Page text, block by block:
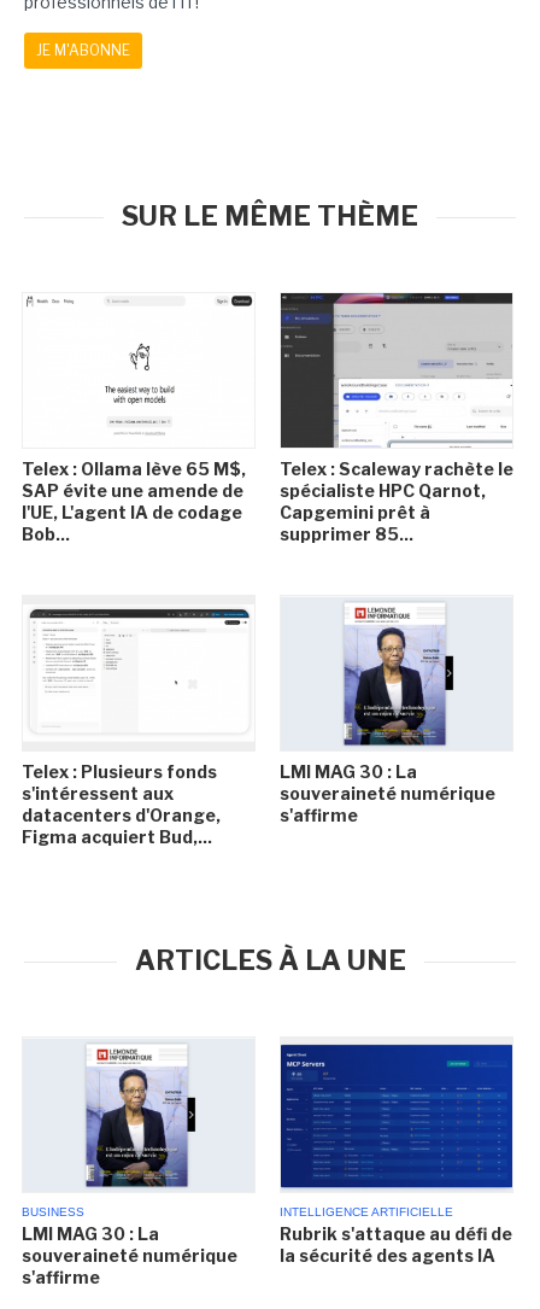
JE M'ABONNE
SUR LE MÊME THÈME
Telex : Ollama lève 65 M$,
SAP évite une amende de
l'UE, L'agent IA de codage
Bob...
Telex : Scaleway rachète le
spécialiste HPC Qarnot,
Capgemini prêt à
supprimer 85...
Telex : Plusieurs fonds
s'intéressent aux
datacenters d'Orange,
Figma acquiert Bud,...
LMI MAG 30 : La
souveraineté numérique
s'affirme
ARTICLES À LA UNE
BUSINESS
LMI MAG 30 : La
souveraineté numérique
s'affirme
INTELLIGENCE ARTIFICIELLE
Rubrik s'attaque au défi de
la sécurité des agents IA